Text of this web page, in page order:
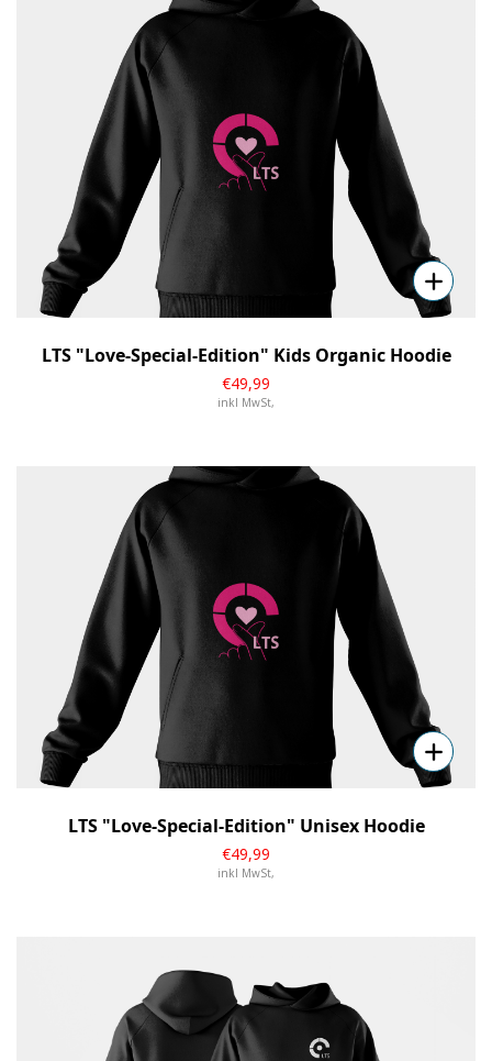
LTS "Love-Special-Edition" Kids Organic Hoodie
€49,99
inkl MwSt,
LTS "Love-Special-Edition" Unisex Hoodie
€49,99
inkl MwSt,